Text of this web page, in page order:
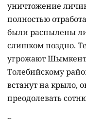
уничтожение
полностью
были распылены
слишком поздно.
угрожают
Толебийскому
встанут на крыло,
преодолевать